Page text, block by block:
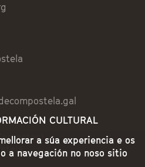
CULTURAL
a súa experiencia e os
a navegación no noso sitio